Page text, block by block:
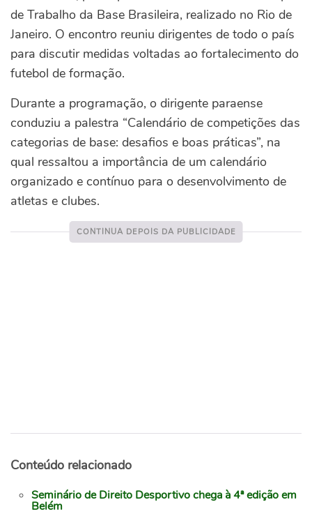
de Trabalho da Base Brasileira, realizado no Rio de
Janeiro. O encontro reuniu dirigentes de todo o país
para discutir medidas voltadas ao fortalecimento do
futebol de formação.
Durante a programação, o dirigente paraense
conduziu a palestra “Calendário de competições das
categorias de base: desafios e boas práticas”, na
qual ressaltou a importância de um calendário
organizado e contínuo para o desenvolvimento de
atletas e clubes.
Conteúdo relacionado
Seminário de Direito Desportivo chega à 4ª edição em
Belém